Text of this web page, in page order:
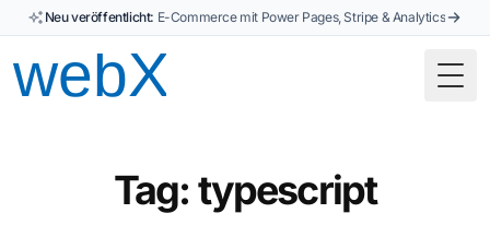
Neu veröffentlicht: E-Commerce mit Power Pages, Stripe & Analytics
Tag: typescript